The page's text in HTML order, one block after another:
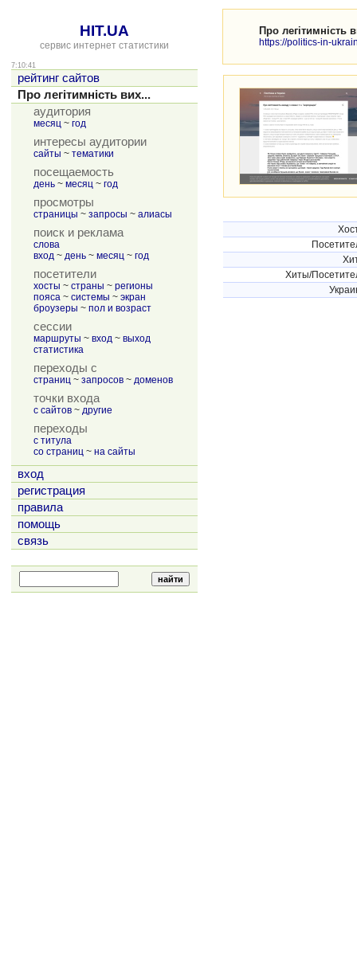
HIT.UA
сервис интернет статистики
7:10:41
рейтинг сайтов
Про легітимність вих...
аудитория
месяц ~ год
интересы аудитории
сайты ~ тематики
посещаемость
день ~ месяц ~ год
просмотры
страницы ~ запросы ~ алиасы
поиск и реклама
слова
вход ~ день ~ месяц ~ год
посетители
хосты ~ страны ~ регионы
пояса ~ системы ~ экран
броузеры ~ пол и возраст
сессии
маршруты ~ вход ~ выход
статистика
переходы с
страниц ~ запросов ~ доменов
точки входа
с сайтов ~ другие
переходы
с титула
со страниц ~ на сайты
вход
регистрация
правила
помощь
связь
Про легітимність
https://politics-in-
Хиты/